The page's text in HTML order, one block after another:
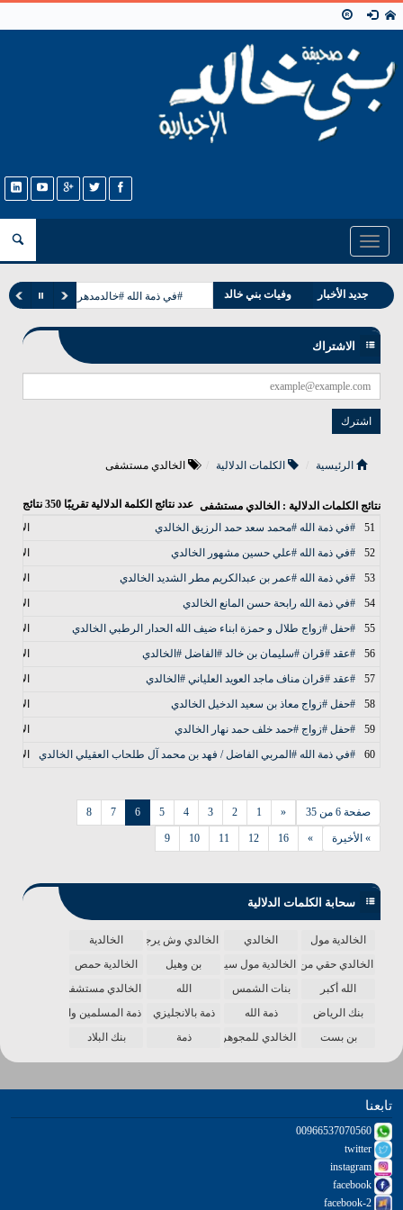
Toggle
navigation
جديد الأخبار وفيات بني خالد #في ذمة الله #خالدمدهر مرعي الخالدي
الاشتراك
الرئيسية الكلمات الدلالية الخالدي مستشفى
نتائج الكلمات الدلالية : الخالدي مستشفى عدد نتائج الكلمة الدلالية تقريبًا 350 نتائج
51
#في ذمة الله #محمد سعد حمد الرزيق الخالدي
الأخبار
52
#في ذمة الله #علي حسين مشهور الخالدي
الأخبار
53
#في ذمة الله #عمر بن عبدالكريم مطر الشديد الخالدي
الأخبار
54
#في ذمة الله رابحة حسن المانع الخالدي
الأخبار
55
#حفل #زواج طلال و حمزة ابناء ضيف الله الحدار الرطبي الخالدي
الأخبار
56
#عقد #قران #سليمان بن خالد #الفاضل #الخالدي
الأخبار
57
#عقد #قران مناف ماجد العويد العلياني #الخالدي
الأخبار
58
#حفل #زواج معاذ بن سعيد الدخيل الخالدي
الأخبار
59
#حفل #زواج #حمد خلف حمد نهار الخالدي
الأخبار
60
#في ذمة الله #المربي الفاضل / فهد بن محمد آل طلحاب العقيلي الخالدي الأخبار
صفحة 6 من 35 «
1
2
3
4
5
6
7
8
9 10 11 12 16 » » الأخيرة
سحابة الكلمات الدلالية
الخالدية مول الخالدي الخالدي وش يرجع
الخالدية
الخالدي حقي من الدنياالخالدية مول سينما بن وهيل
الخالدية حمص
الله أكبر
بنات الشمس الله
الخالدي مستشفى
بنك الرياض
ذمة الله ذمة بالانجليزي
ذمة المسلمين واحدة
بن بست
الخالدي للمجوهرات ذمة بنك البلاد
تابعنا